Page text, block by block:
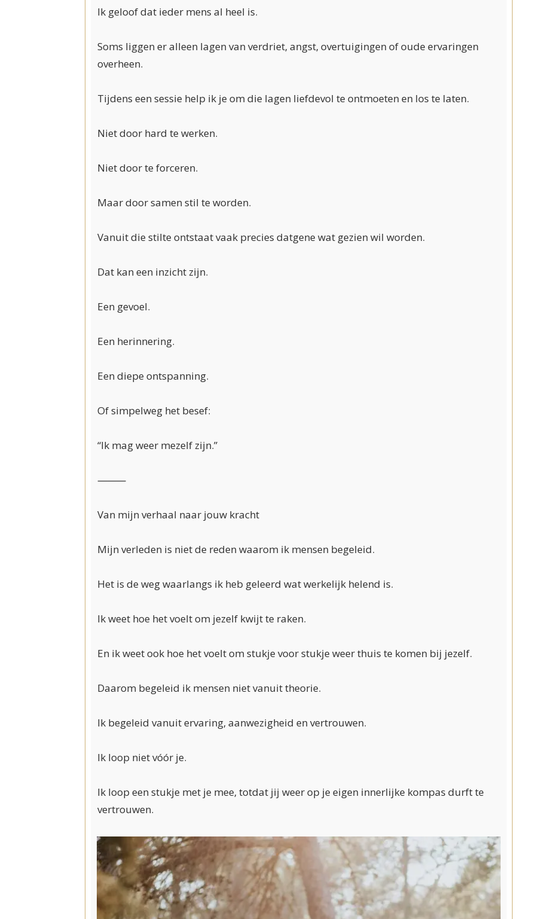
Ik geloof dat ieder mens al heel is.
Soms liggen er alleen lagen van verdriet, angst, overtuigingen of oude ervaringen
overheen.
Tijdens een sessie help ik je om die lagen liefdevol te ontmoeten en los te laten.
Niet door hard te werken.
Niet door te forceren.
Maar door samen stil te worden.
Vanuit die stilte ontstaat vaak precies datgene wat gezien wil worden.
Dat kan een inzicht zijn.
Een gevoel.
Een herinnering.
Een diepe ontspanning.
Of simpelweg het besef:
“Ik mag weer mezelf zijn.”
⸻
Van mijn verhaal naar jouw kracht
Mijn verleden is niet de reden waarom ik mensen begeleid.
Het is de weg waarlangs ik heb geleerd wat werkelijk helend is.
Ik weet hoe het voelt om jezelf kwijt te raken.
En ik weet ook hoe het voelt om stukje voor stukje weer thuis te komen bij jezelf.
Daarom begeleid ik mensen niet vanuit theorie.
Ik begeleid vanuit ervaring, aanwezigheid en vertrouwen.
Ik loop niet vóór je.
Ik loop een stukje met je mee, totdat jij weer op je eigen innerlijke kompas durft te
vertrouwen.